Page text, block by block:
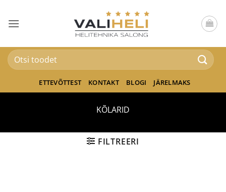
content
Otsi:
ETTEVÕTTEST KONTAKT BLOGI JÄRELMAKS
KÕLARID
FILTREERI